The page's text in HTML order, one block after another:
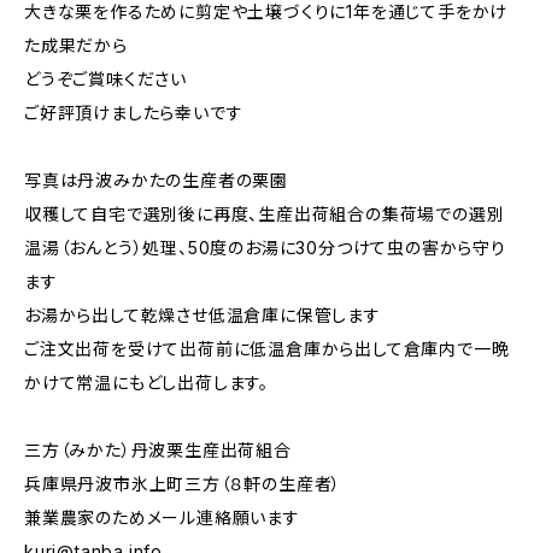
大きな栗を作るために剪定や土壌づくりに1年を通じて手をかけ
た成果だから
どうぞご賞味ください
ご好評頂けましたら幸いです
写真は丹波みかたの生産者の栗園
収穫して自宅で選別後に再度、生産出荷組合の集荷場での選別
温湯（おんとう）処理、50度のお湯に30分つけて虫の害から守り
ます
お湯から出して乾燥させ低温倉庫に保管します
ご注文出荷を受けて出荷前に低温倉庫から出して倉庫内で一晩
かけて常温にもどし出荷します。
三方（みかた）丹波栗生産出荷組合
兵庫県丹波市氷上町三方（８軒の生産者）
兼業農家のためメール連絡願います